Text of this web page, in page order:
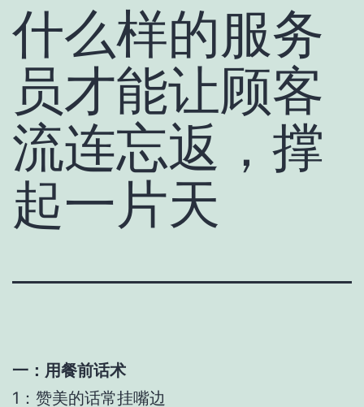
什么样的服务
员才能让顾客
流连忘返，撑
起一片天
一：用餐前话术
1：赞美的话常挂嘴边